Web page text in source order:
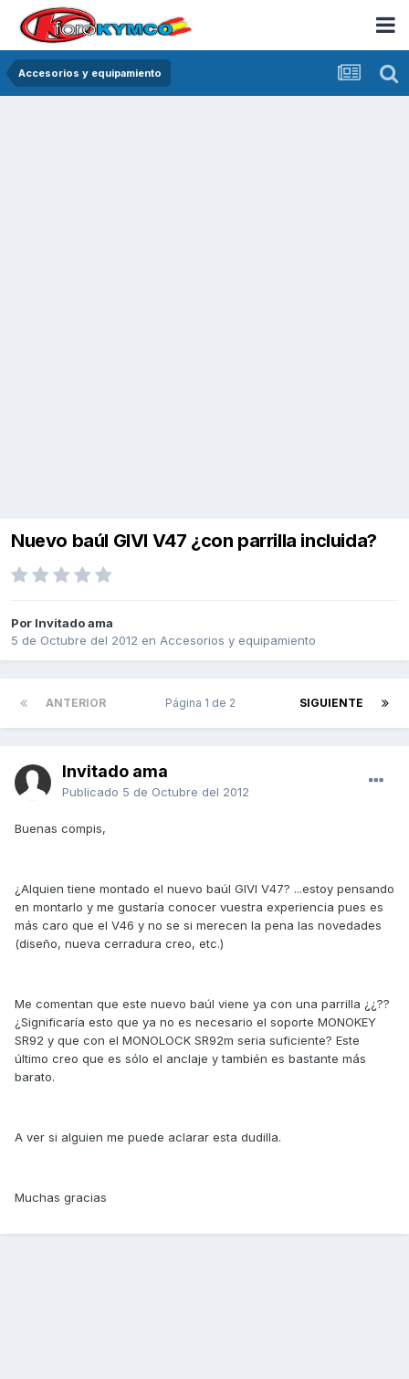
Accesorios y equipamiento
Nuevo baúl GIVI V47 ¿con parrilla incluida?
Por Invitado ama
5 de Octubre del 2012 en Accesorios y equipamiento
ANTERIOR SIGUIENTE
Página 1 de 2
Invitado ama
Publicado 5 de Octubre del 2012
Buenas compis,
¿Alquien tiene montado el nuevo baúl GIVI V47? ...estoy pensando
en montarlo y me gustaría conocer vuestra experiencia pues es
más caro que el V46 y no se si merecen la pena las novedades
(diseño, nueva cerradura creo, etc.)
Me comentan que este nuevo baúl viene ya con una parrilla ¿¿??
¿Significaría esto que ya no es necesario el soporte MONOKEY
SR92 y que con el MONOLOCK SR92m seria suficiente? Este
último creo que es sólo el anclaje y también es bastante más
barato.
A ver si alguien me puede aclarar esta dudilla.
Muchas gracias